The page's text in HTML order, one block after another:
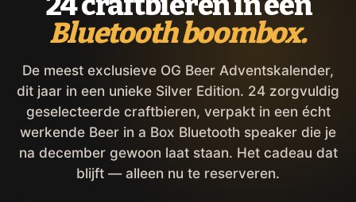
Bluetooth boombox.
De meest exclusieve OG Beer Adventskalender,
dit jaar in een unieke Silver Edition. 24 zorgvuldig
geselecteerde craftbieren, verpakt in een écht
werkende Beer in a Box Bluetooth speaker die je
na december gewoon laat staan. Het cadeau dat
blijft — alleen nu te reserveren.